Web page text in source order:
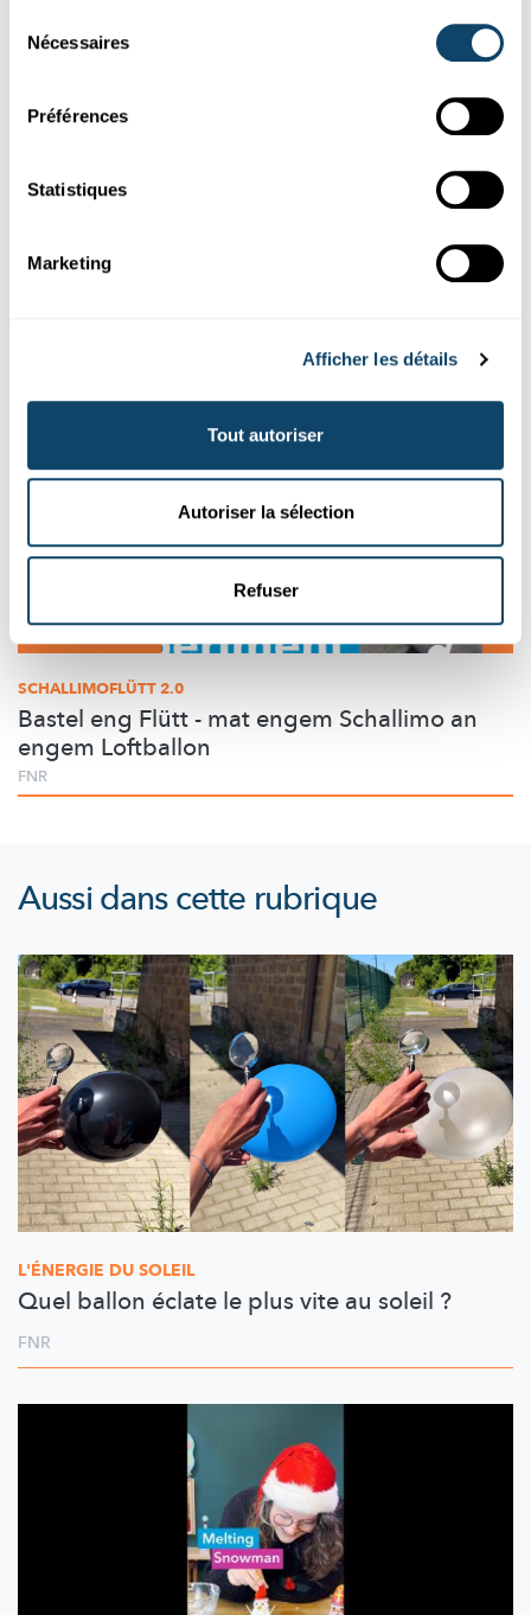
Nécessaires
Préférences
Statistiques
Marketing
Afficher les détails
Tout autoriser
Autoriser la sélection
Refuser
Bau e Schnéimännchen ouni Schnéi – a looss
Expérimenter
SCHALLIMOFLÜTT 2.0
Bastel eng Flütt - mat engem Schallimo an
engem Loftballon
FNR
Aussi dans cette rubrique
L'ÉNERGIE DU SOLEIL
Quel ballon éclate le plus vite au soleil ?
FNR